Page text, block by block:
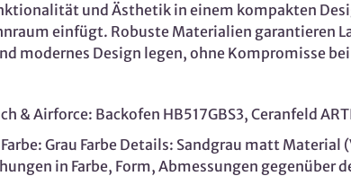
und Ästhetik in einem kompakten
einfügt. Robuste Materialien garantieren
modernes Design legen, ohne Kompromisse
Airforce: Backofen HB517GBS3, Ceranfeld
Grau Farbe Details: Sandgrau matt Material
in Farbe, Form, Abmessungen gegenüber